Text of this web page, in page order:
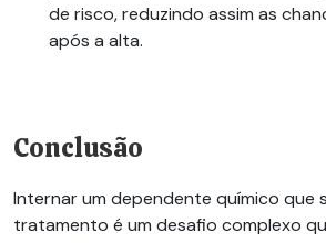
de risco, reduzindo assim as
após a alta.
Conclusão
Internar um dependente químico que
tratamento é um desafio complexo